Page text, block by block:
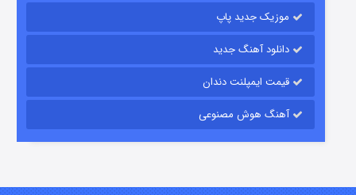
موزیک جدید پاپ
دانلود آهنگ جدید
قیمت ایمپلنت دندان
آهنگ هوش مصنوعی